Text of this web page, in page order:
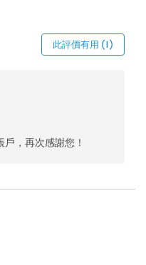
此評價有用 (1)
，再次感謝您！